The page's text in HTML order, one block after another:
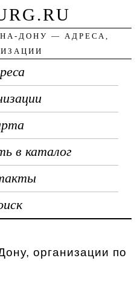
ДОНУ — АДРЕСА,
в каталог
организации по